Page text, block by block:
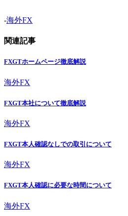
-海外FX
関連記事
FXGTホームページ徹底解説
海外FX
FXGT本社について徹底解説
海外FX
FXGT本人確認なしでの取引について
海外FX
FXGT本人確認に必要な時間について
海外FX